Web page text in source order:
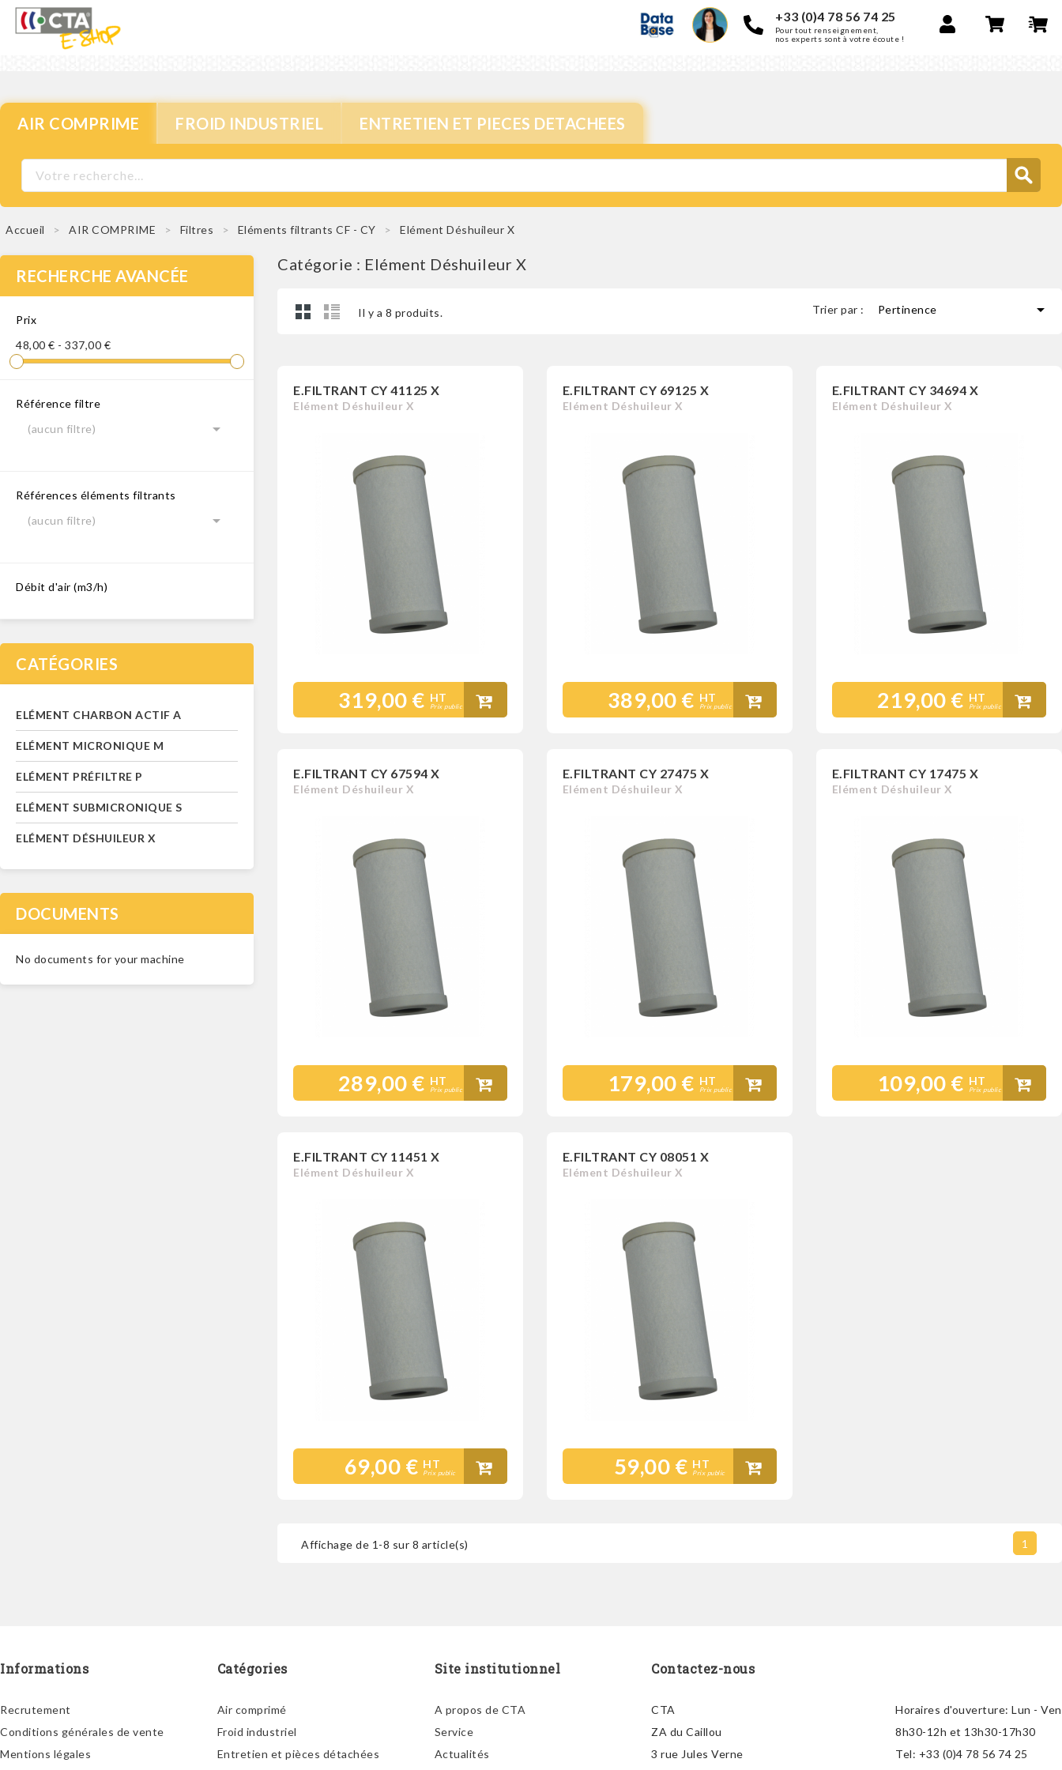
+33 (0)4 78 56 74 25
Pour tout renseignement,
nos experts sont à votre écoute !
AIR COMPRIME FROID INDUSTRIEL ENTRETIEN ET PIECES DETACHEES
Accueil AIR COMPRIME Filtres Eléments filtrants CF - CY Elément Déshuileur X
RECHERCHE AVANCÉE
Prix
48,00 € - 337,00 €
Référence filtre
(aucun filtre)

Références éléments filtrants
(aucun filtre)

Débit d'air (m3/h)
CATÉGORIES
ELÉMENT CHARBON ACTIF A
ELÉMENT MICRONIQUE M
ELÉMENT PRÉFILTRE P
ELÉMENT SUBMICRONIQUE S
ELÉMENT DÉSHUILEUR X
DOCUMENTS
No documents for your machine
Catégorie : Elément Déshuileur X
Il y a 8 produits. Trier par : Pertinence 
E.FILTRANT CY 41125 X
Elément Déshuileur X
319,00 € HT
Prix public
E.FILTRANT CY 69125 X
Elément Déshuileur X
389,00 € HT
Prix public
E.FILTRANT CY 34694 X
Elément Déshuileur X
219,00 € HT
Prix public
E.FILTRANT CY 67594 X
Elément Déshuileur X
289,00 € HT
Prix public
E.FILTRANT CY 27475 X
Elément Déshuileur X
179,00 € HT
Prix public
E.FILTRANT CY 17475 X
Elément Déshuileur X
109,00 € HT
Prix public
E.FILTRANT CY 11451 X
Elément Déshuileur X
69,00 € HT
Prix public
E.FILTRANT CY 08051 X
Elément Déshuileur X
59,00 € HT
Prix public
Affichage de 1-8 sur 8 article(s) 1
Informations
Recrutement
Conditions générales de vente
Mentions légales
Catégories
Air comprimé
Froid industriel
Entretien et pièces détachées
Site institutionnel
A propos de CTA
Service
Actualités
Contactez-nous
Horaires d'ouverture:Lun - Ven
8h30-12h et 13h30-17h30
Tel: +33 (0)4 78 56 74 25
CTA
ZA du Caillou
3 rue Jules Verne